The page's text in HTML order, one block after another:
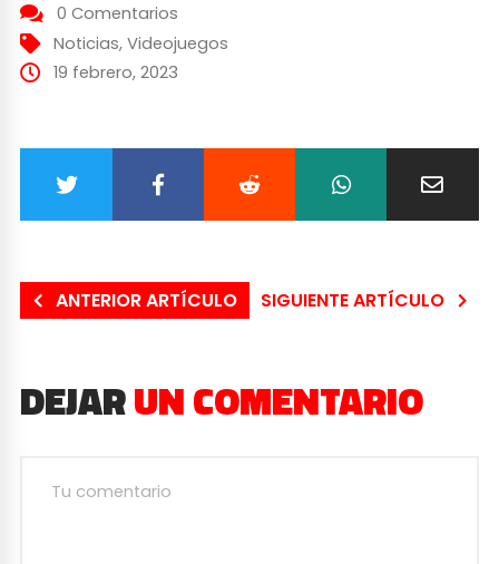
0 Comentarios
Noticias, Videojuegos
19 febrero, 2023
ANTERIOR ARTÍCULO SIGUIENTE ARTÍCULO
DEJARUN COMENTARIO